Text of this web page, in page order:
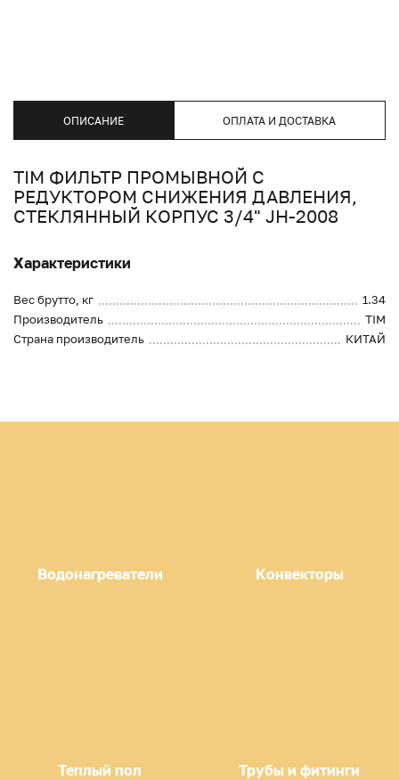
ОПИСАНИЕ ОПЛАТА И ДОСТАВКА
TIM ФИЛЬТР ПРОМЫВНОЙ С
РЕДУКТОРОМ СНИЖЕНИЯ ДАВЛЕНИЯ,
СТЕКЛЯННЫЙ КОРПУС 3/4" JH-2008
Характеристики
Вес брутто, кг
1.34
Производитель
TIM
Страна производитель
КИТАЙ
Водонагреватели Конвекторы
Теплый пол Трубы и фитинги